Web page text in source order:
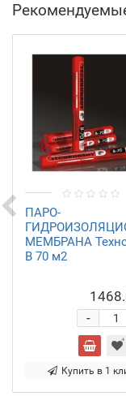
ПАРО-
МЕМБРАНА
B 70 м2
-
Купить в 1